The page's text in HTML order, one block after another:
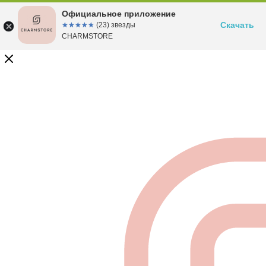
Официальное приложение
☆☆☆☆☆
★★★★★ (23) звезды
CHARMSTORE
Скачать